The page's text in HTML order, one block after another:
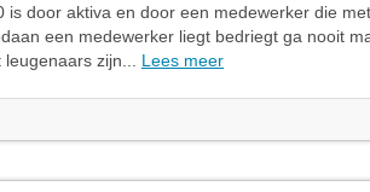
is door aktiva en door een medewerker die
een medewerker liegt bedriegt ga nooit
zijn... Lees meer